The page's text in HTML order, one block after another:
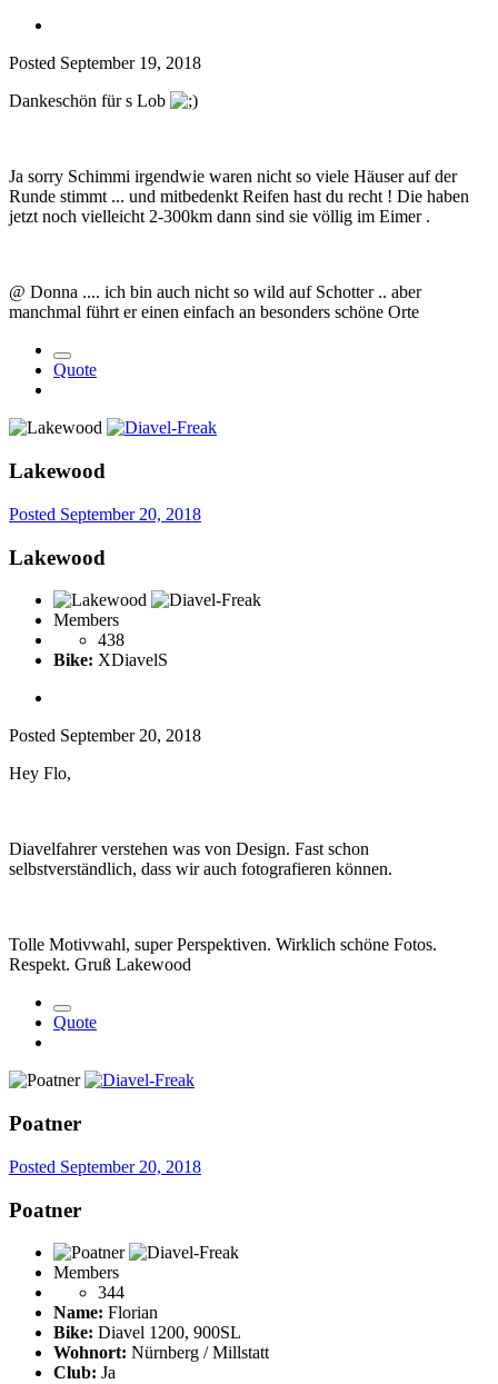
Posted September 19, 2018
Dankeschön für s Lob
Ja sorry Schimmi irgendwie waren nicht so viele Häuser auf der
Runde stimmt ... und mitbedenkt Reifen hast du recht ! Die haben
jetzt noch vielleicht 2-300km dann sind sie völlig im Eimer .
@ Donna .... ich bin auch nicht so wild auf Schotter .. aber
manchmal führt er einen einfach an besonders schöne Orte
Quote
Lakewood
Posted September 20, 2018
Lakewood
Members
438
Bike: XDiavelS
Posted September 20, 2018
Hey Flo,
Diavelfahrer verstehen was von Design. Fast schon
selbstverständlich, dass wir auch fotografieren können.
Tolle Motivwahl, super Perspektiven. Wirklich schöne Fotos.
Respekt. Gruß Lakewood
Quote
Poatner
Posted September 20, 2018
Poatner
Members
344
Name: Florian
Bike: Diavel 1200, 900SL
Wohnort: Nürnberg / Millstatt
Club: Ja